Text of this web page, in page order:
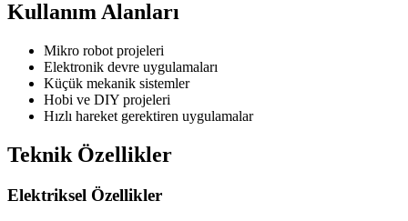
Kullanım Alanları
Mikro robot projeleri
Elektronik devre uygulamaları
Küçük mekanik sistemler
Hobi ve DIY projeleri
Hızlı hareket gerektiren uygulamalar
Teknik Özellikler
Elektriksel Özellikler